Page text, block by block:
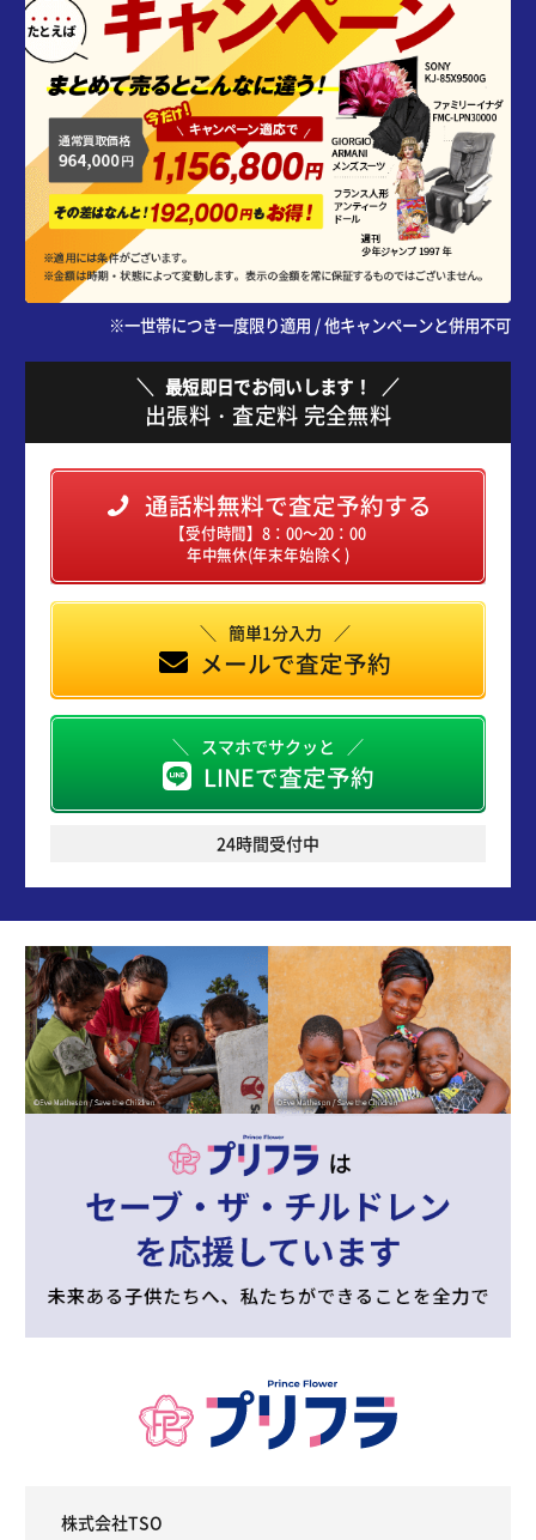
※一世帯につき一度限り適用 / 他キャンペーンと併用不可
最短即日でお伺いします！
出張料・査定料 完全無料
通話料無料で査定予約する
【受付時間】8：00～20：00
年中無休(年末年始除く)
簡単1分入力
メールで査定予約
スマホでサクッと
LINEで査定予約
24時間受付中
株式会社TSO